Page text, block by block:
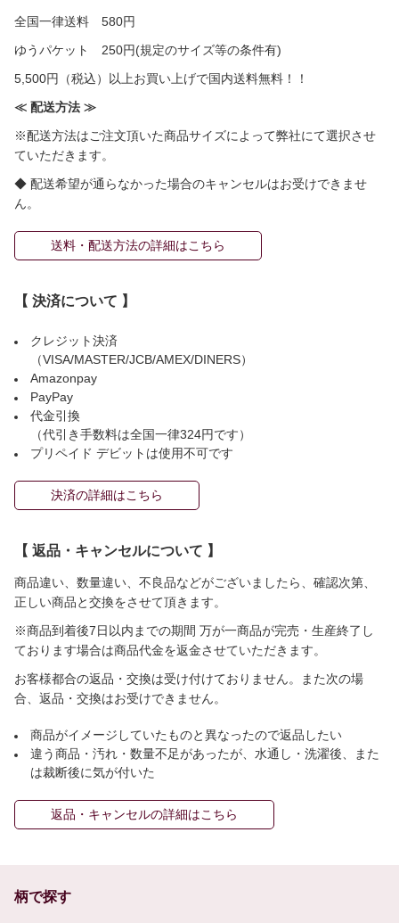
全国一律送料 580円
ゆうパケット 250円(規定のサイズ等の条件有)
5,500円（税込）以上お買い上げで国内送料無料！！
≪ 配送方法 ≫
※配送方法はご注文頂いた商品サイズによって弊社にて選択させ
ていただきます。
◆ 配送希望が通らなかった場合のキャンセルはお受けできませ
ん。
送料・配送方法の詳細はこちら
【 決済について 】
クレジット決済
（VISA/MASTER/JCB/AMEX/DINERS）
Amazonpay
PayPay
代金引換
（代引き手数料は全国一律324円です）
プリペイド デビットは使用不可です
決済の詳細はこちら
【 返品・キャンセルについて 】
商品違い、数量違い、不良品などがございましたら、確認次第、
正しい商品と交換をさせて頂きます。
※商品到着後7日以内までの期間 万が一商品が完売・生産終了し
ております場合は商品代金を返金させていただきます。
お客様都合の返品・交換は受け付けておりません。また次の場
合、返品・交換はお受けできません。
商品がイメージしていたものと異なったので返品したい
違う商品・汚れ・数量不足があったが、水通し・洗濯後、また
は裁断後に気が付いた
返品・キャンセルの詳細はこちら
柄で探す